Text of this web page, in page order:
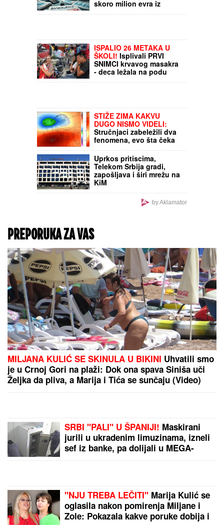
(FOTO) OVA DOKTORKA
JE MAJKA MINE
NAUMOVIĆPoznati je
kardiolog, ćerka nasledila
skoro milion evra iz
udruženja baštovana -
oterali ih u stečaj
ISPALIO 26 METAKA U
ŠKOLI!Isplivali PRVI
SNIMCI krvavog masakra
- deca ležala na podu
učionice i zapomagala!
(VIDEO)
STIŽE ZIMA KAKVU
Uprkos pritiscima,
Telekom Srbija gradi,
zapošljava i širi mrežu na
KiM